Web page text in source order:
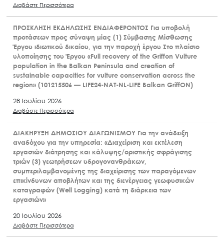
Διαβάστε Περισσότερα
ΠΡΟΣΚΛΗΣΗ ΕΚΔΗΛΩΣΗΣ ΕΝΔΙΑΦΕΡΟΝΤΟΣ Για υποβολή
προτάσεων προς σύναψη μίας (1) Σύμβασης Μίσθωσης
Έργου ιδιωτικού δικαίου, για την παροχή έργου Στο πλαίσιο
υλοποίησης του Έργου «Full recovery of the Griffon Vulture
population in the Balkan Peninsula and creation of
sustainable capacities for vulture conservation across the
region» (101215506 — LIFE24-NAT-NL-LIFE Balkan GriffON)
28 Ιουλίου 2026
Διαβάστε Περισσότερα
ΔΙΑΚΗΡΥΞΗ ΔΗΜΟΣΙΟΥ ΔΙΑΓΩΝΙΣΜΟΥ Για την ανάδειξη
αναδόχου για την υπηρεσία: «Διαχείριση και εκτέλεση
εργασιών διάτρησης και κάλυψης/οριστικής σφράγισης
τριών (3) γεωτρήσεων υδρογονανθράκων,
συμπεριλαμβανομένης της διαχείρισης των παραγόμενων
επικίνδυνων αποβλήτων και της διενέργειας γεωφυσικών
καταγραφών (Well Logging) κατά τη διάρκεια των
εργασιών»
20 Ιουλίου 2026
Διαβάστε Περισσότερα